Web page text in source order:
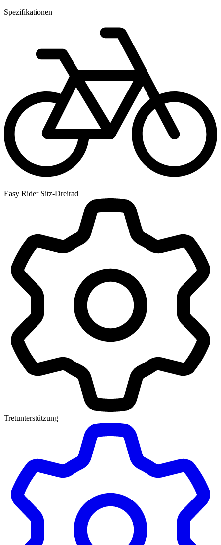
Spezifikationen
Easy Rider Sitz-Dreirad
Tretunterstützung